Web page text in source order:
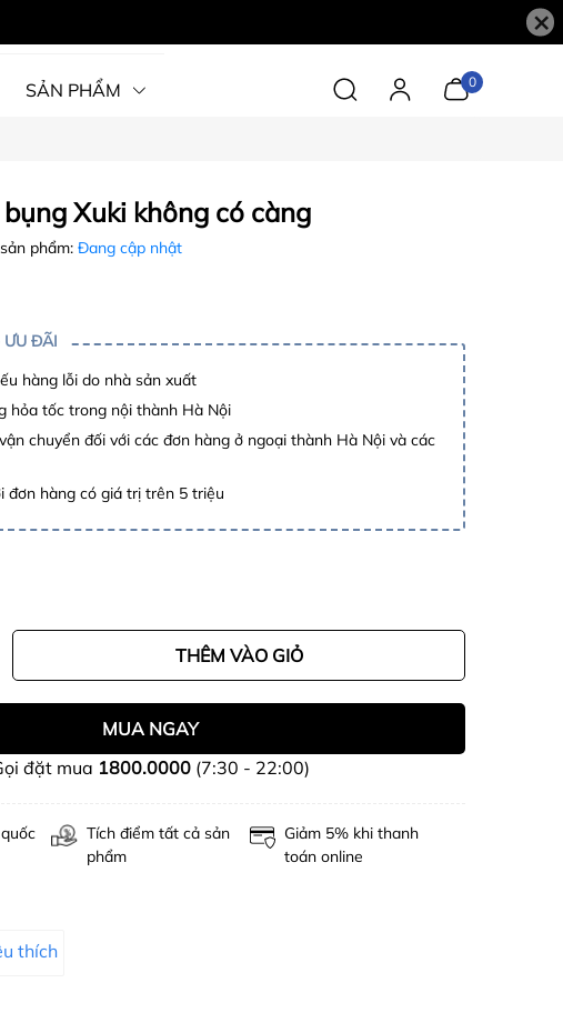
×
SẢN PHẨM 0
Xuki không có càng
phẩm: Đang cập nhật
ƯU ĐÃI
hàng lỗi do nhà sản xuất
hỏa tốc trong nội thành Hà Nội
chuyển đối với các đơn hàng ở ngoại thành Hà Nội và các
đơn hàng có giá trị trên 5 triệu
THÊM VÀO GIỎ
MUA NGAY
đặt mua 1800.0000(7:30 - 22:00)
Tích điểm tất cả sản
phẩm
Giảm 5% khi thanh
toán online
thích